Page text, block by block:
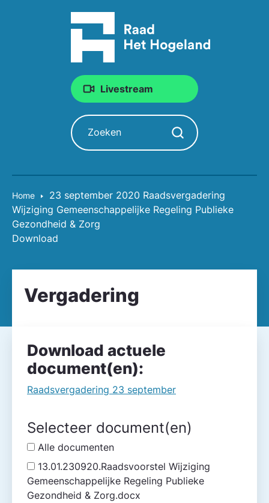
Livestream
Zoeken
Zoekopdracht starten
Home
23 september 2020 Raadsvergadering
Wijziging Gemeenschappelijke Regeling Publieke
Gezondheid & Zorg
Download
Vergadering
Download actuele
document(en):
Raadsvergadering 23 september
Selecteer document(en)
Alle documenten
13.01.230920.Raadsvoorstel Wijziging
Gemeenschappelijke Regeling Publieke
Gezondheid & Zorg.docx